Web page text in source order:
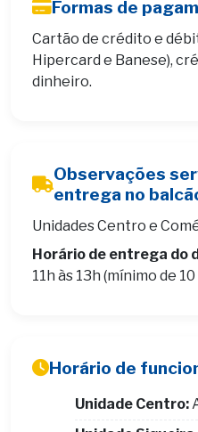
Formas de
Cartão de crédito e
Hipercard e Banese),
dinheiro.
Observações
entrega no
Unidades Centro e
Horário de entrega do
11h às 13h (mínimo de
Horário de
Unidade Centro: